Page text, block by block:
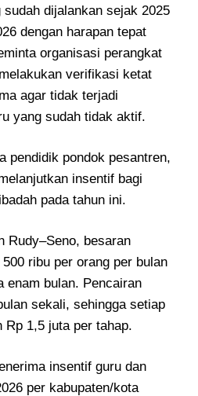
dijalankan sejak 2025
dengan harapan tepat
organisasi perangkat
verifikasi ketat
agar tidak terjadi
yang sudah tidak aktif.
pendidik pondok pesantren,
insentif bagi
pada tahun ini.
Rudy–Seno, besaran
ribu per orang per bulan
enam bulan. Pencairan
sekali, sehingga setiap
Rp 1,5 juta per tahap.
insentif guru dan
per kabupaten/kota